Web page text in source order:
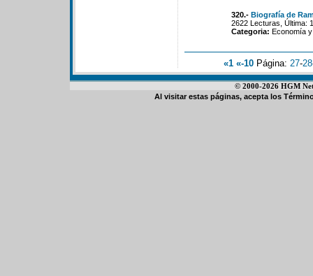
320.- Biografía de
2622 Lecturas, Última:
Categoria: Economía
«1 «-10 Página: 27-28
© 2000-2026 HGM
Al visitar estas páginas, acepta los